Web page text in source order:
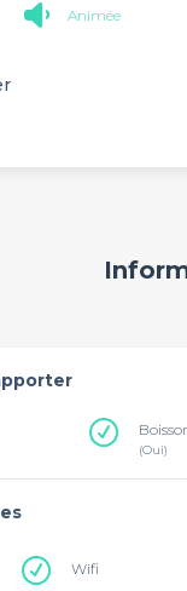
Animée
(Oui)
Wifi